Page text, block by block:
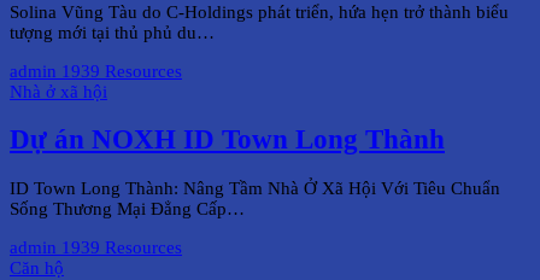
Solina Vũng Tàu do C-Holdings phát triển, hứa hẹn trở thành biểu
tượng mới tại thủ phủ du…
admin 1939 Resources
Nhà ở xã hội
Dự án NOXH ID Town Long Thành
ID Town Long Thành: Nâng Tầm Nhà Ở Xã Hội Với Tiêu Chuẩn
Sống Thương Mại Đẳng Cấp…
admin 1939 Resources
Căn hộ